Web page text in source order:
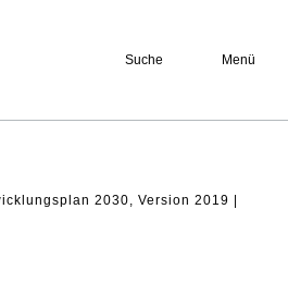
Suche Menü
2030, Version 2019